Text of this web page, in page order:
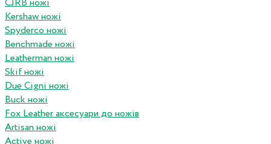
CJRB ножі
Kershaw ножі
Spyderco ножі
Benchmade ножі
Leatherman ножі
Skif ножі
Due Cigni ножі
Buck ножі
Fox Leather аксесуари до ножів
Artisan ножі